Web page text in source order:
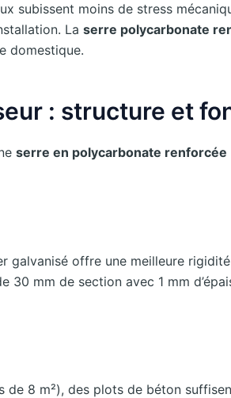
subissent moins de stress
La serre polycarbonate
domestique.
: structure et
serre en polycarbonate renforcée
galvanisé offre une meilleure
30 mm de section avec 1 mm
de 8 m²), des plots de béton